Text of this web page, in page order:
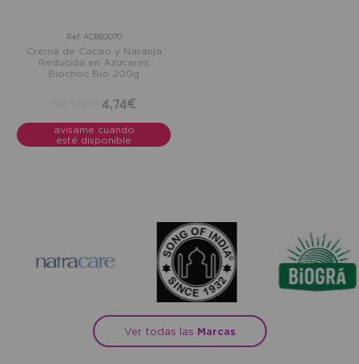
Ref: ACBE0070
Crema de Cacao y Naranja
Reducida en Azúcares
Biochoc Bio 200g
4,74€
avisame cuando
esté disponible
Ver todas las Marcas